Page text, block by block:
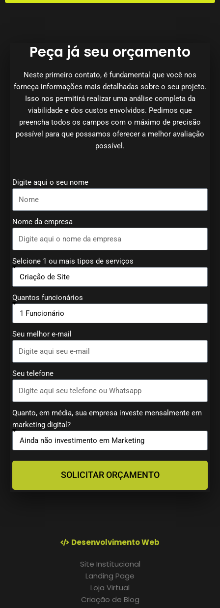
Peça já seu orçamento
Neste primeiro contato, é fundamental que você nos
forneça informações mais detalhadas sobre o seu projeto.
Isso nos permitirá realizar uma análise completa da
viabilidade e dos custos envolvidos. Pedimos que
preencha todos os campos com o máximo de precisão
possível para que possamos oferecer a melhor avaliação
possível.
Digite aqui o seu nome
Nome da empresa
Selcione 1 ou mais tipos de serviços
Quantos funcionários
Seu melhor e-mail
Seu telefone
Quanto, em média, sua empresa investe mensalmente em
marketing digital?
SOLICITAR ORÇAMENTO
Desenvolvimento Web
Site Institucional
Landing Page
Loja Virtual
Criação de Blog